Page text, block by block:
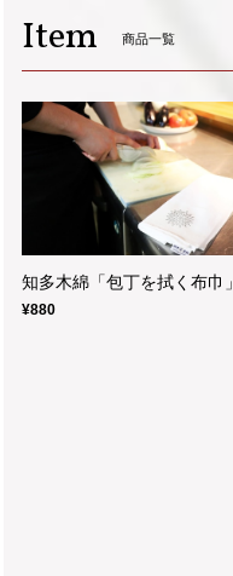
Item 商品一覧
知多木綿「包丁を拭く布巾」
¥880